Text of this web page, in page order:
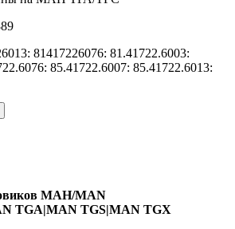
81417226076: 81.41722.6003:
85.41722.6007: 85.41722.6013:
МАН/MAN
TGA|MAN TGS|MAN TGX